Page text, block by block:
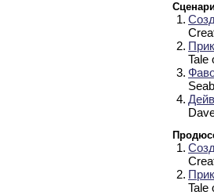
1.
2.
Tale
3.
4. Дейв
1.
2.
Tale